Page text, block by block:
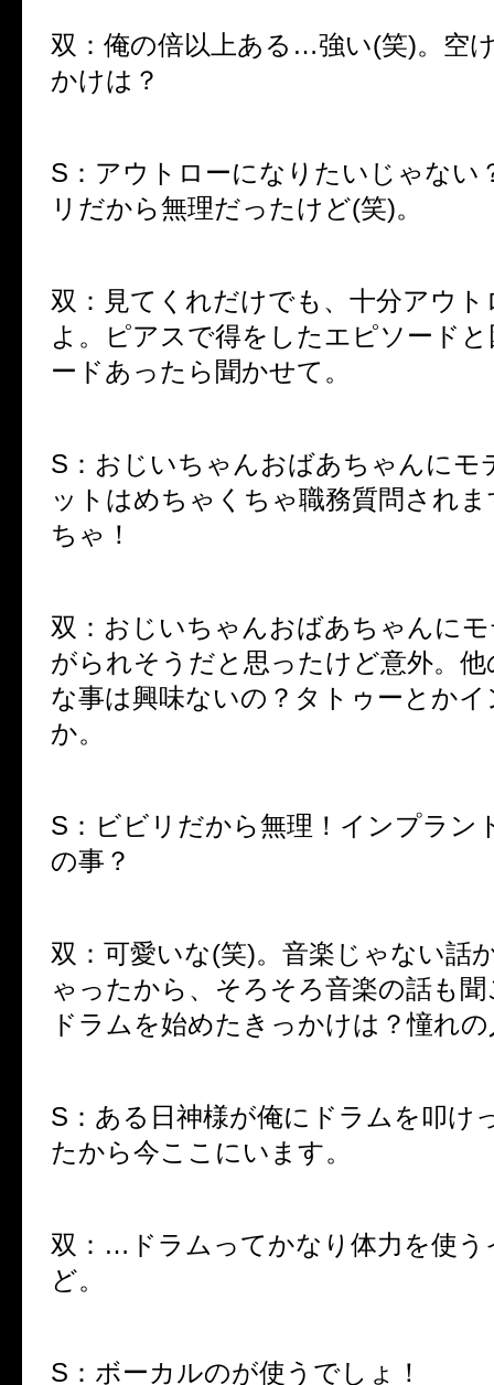
双：俺の倍以上ある…強い(笑)。空
かけは？
S：アウトローになりたいじゃない
リだから無理だったけど(笑)。
双：見てくれだけでも、十分アウ
よ。ピアスで得をしたエピソード
ードあったら聞かせて。
S：おじいちゃんおばあちゃんにモ
ットはめちゃくちゃ職務質問され
ちゃ！
双：おじいちゃんおばあちゃんに
がられそうだと思ったけど意外。他
な事は興味ないの？タトゥーとか
か。
S：ビビリだから無理！インプラン
の事？
双：可愛いな(笑)。音楽じゃない話
ゃったから、そろそろ音楽の話も
ドラムを始めたきっかけは？憧れ
S：ある日神様が俺にドラムを叩け
たから今ここにいます。
双：…ドラムってかなり体力を使う
ど。
S：ボーカルのが使うでしょ！